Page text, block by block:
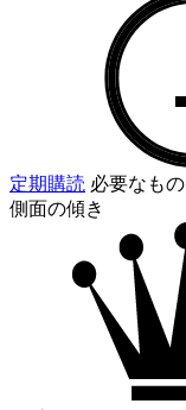
定期購読 必要なもの
側面の傾き